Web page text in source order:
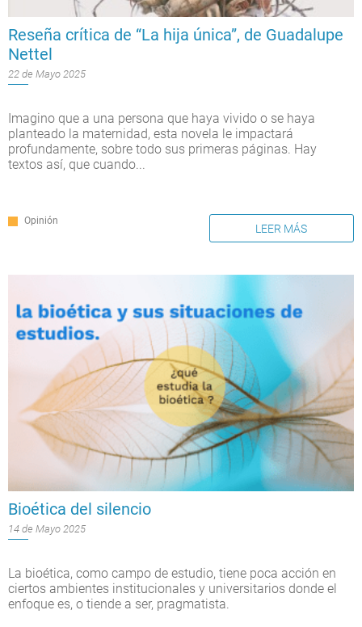
Reseña crítica de “La hija única”, de Guadalupe
Nettel
22 de Mayo 2025
Imagino que a una persona que haya vivido o se haya
planteado la maternidad, esta novela le impactará
profundamente, sobre todo sus primeras páginas. Hay
textos así, que cuando...
Opinión
LEER MÁS
Bioética del silencio
14 de Mayo 2025
La bioética, como campo de estudio, tiene poca acción en
ciertos ambientes institucionales y universitarios donde el
enfoque es, o tiende a ser, pragmatista.